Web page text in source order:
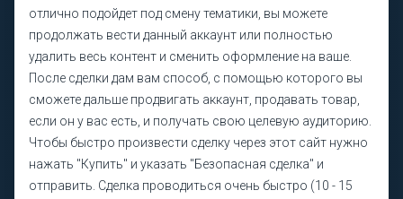
отлично подойдет под смену тематики, вы можете
продолжать вести данный аккаунт или полностью
удалить весь контент и сменить оформление на ваше.
После сделки дам вам способ, с помощью которого вы
сможете дальше продвигать аккаунт, продавать товар,
если он у вас есть, и получать свою целевую аудиторию.
Чтобы быстро произвести сделку через этот сайт нужно
нажать "Купить" и указать "Безопасная сделка" и
отправить. Сделка проводиться очень быстро (10 - 15